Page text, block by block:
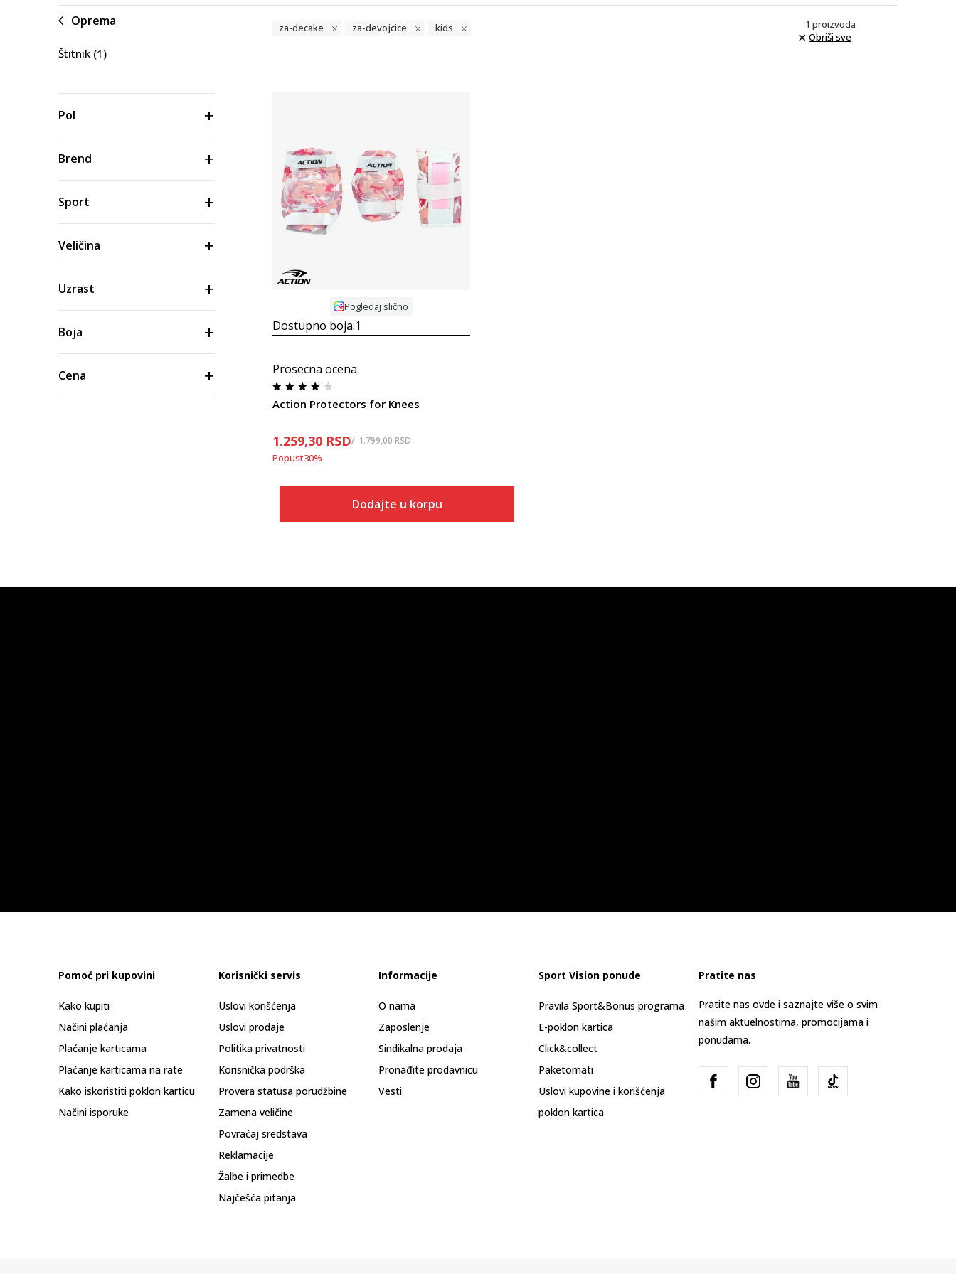
Oprema
Štitnik (1)
Pol
Brend
Sport
Veličina
Uzrast
Boja
Cena
za-decake za-devojcice kids 1 proizvoda
Obriši sve
Uporedi
Pogledaj slično
Dostupno boja:1
Prosecna ocena:
Action Protectors for Knees
1.259,30 RSD 1.799,00RSD
Popust30%
Dodajte u korpu
Pomoć pri kupovini
Kako kupiti
Načini plaćanja
Plaćanje karticama
Plaćanje karticama na rate
Kako iskoristiti poklon karticu
Načini isporuke
Korisnički servis
Uslovi korišćenja
Uslovi prodaje
Politika privatnosti
Korisnička podrška
Provera statusa porudžbine
Zamena veličine
Povraćaj sredstava
Reklamacije
Žalbe i primedbe
Najčešća pitanja
Informacije
O nama
Zaposlenje
Sindikalna prodaja
Pronađite prodavnicu
Vesti
Sport Vision ponude
Pravila Sport&Bonus programa
E-poklon kartica
Click&collect
Paketomati
Uslovi kupovine i korišćenja
poklon kartica
Pratite nas
Pratite nas ovde i saznajte više o svim
našim aktuelnostima, promocijama i
ponudama.